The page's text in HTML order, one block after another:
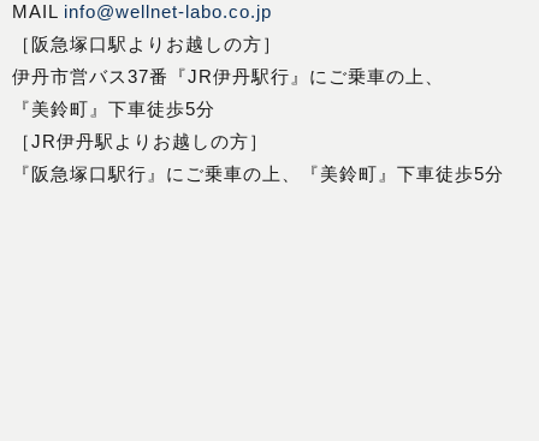
MAIL info@wellnet-labo.co.jp
［阪急塚口駅よりお越しの方］
伊丹市営バス37番『JR伊丹駅行』にご乗車の上、
『美鈴町』下車徒歩5分
［JR伊丹駅よりお越しの方］
『阪急塚口駅行』にご乗車の上、『美鈴町』下車徒歩5分